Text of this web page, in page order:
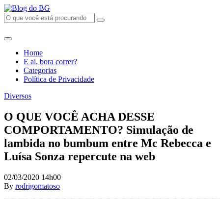
Home
E ai, bora correr?
Categorias
Política de Privacidade
Diversos
O QUE VOCÊ ACHA DESSE
COMPORTAMENTO? Simulação de
lambida no bumbum entre Mc Rebecca e
Luísa Sonza repercute na web
02/03/2020 14h00
By rodrigomatoso